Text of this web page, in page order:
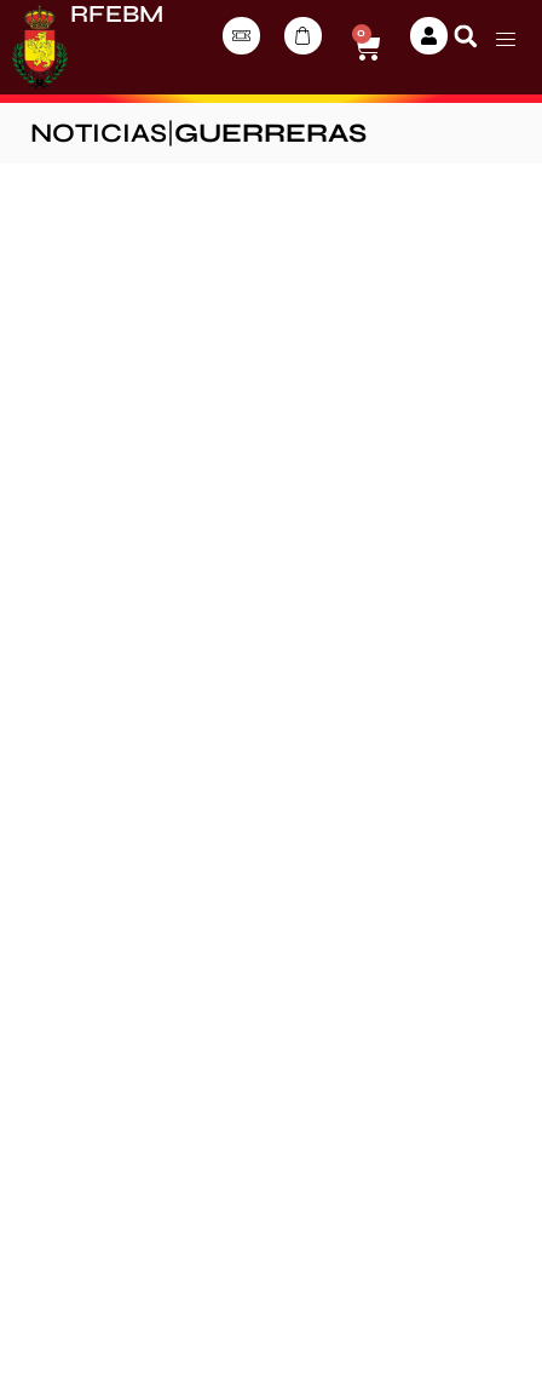
RFEBM
0
NOTICIAS GUERRERAS